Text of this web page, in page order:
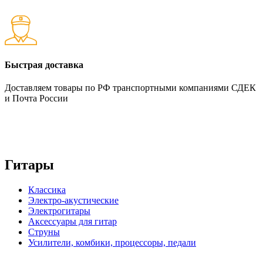
Быстрая доставка
Доставляем товары по РФ транспортными компаниями СДЕК
и Почта России
Гитары
Классика
Электро-акустические
Электрогитары
Аксессуары для гитар
Струны
Усилители, комбики, процессоры, педали